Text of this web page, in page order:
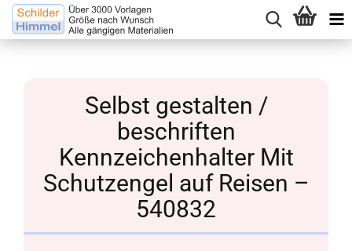
Selbst gestalten /
beschriften
Kennzeichenhalter Mit
Schutzengel auf Reisen –
540832